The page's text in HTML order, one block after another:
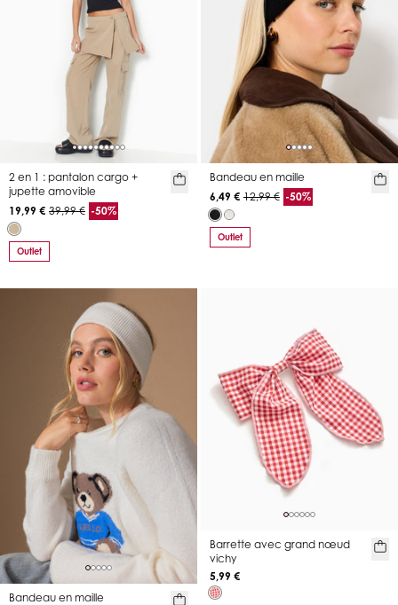
2 en 1 : pantalon cargo +
jupette amovible
19,99 € 39,99 € -50%
Outlet
Bandeau en maille
6,49 € 12,99 € -50%
Outlet
Bandeau en maille
Barrette avec grand nœud
vichy
5,99 €